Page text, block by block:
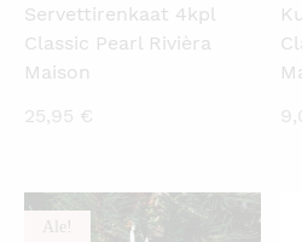
Servettirenkaat 4kpl
Classic Pearl Rivièra
Maison
25,95 €
Ale! KATSO PIKANÄKYMÄ